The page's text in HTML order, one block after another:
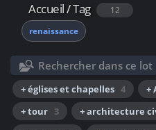
Accueil/Tag
12
renaissance
Rechercher dans ce lot
+ églises et chapelles 4 +
+ tour 3 + architecture